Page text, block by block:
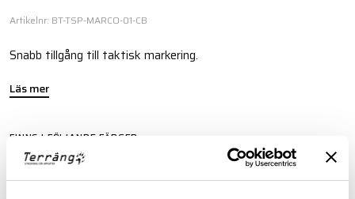
Artikelnr: BT-TSP-MARCO-01-CB
Snabb tillgång till taktisk markering.
Läs mer
FINNS I FÖLJANDE FÄRGER